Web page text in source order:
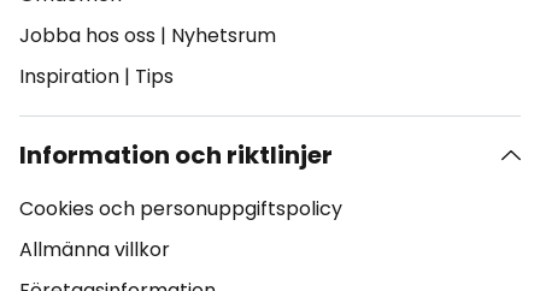
Jobba hos oss | Nyhetsrum
Inspiration | Tips
Information och riktlinjer
Cookies och personuppgiftspolicy
Allmänna villkor